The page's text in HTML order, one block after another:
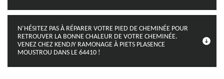
N’HÉSITEZ PAS À RÉPARER VOTRE PIED DE CHEMINÉE POUR
RETROUVER LA BONNE CHALEUR DE VOTRE CHEMINÉE.
VENEZ CHEZ KENDJY RAMONAGE À PIETS PLASENCE
MOUSTROU DANS LE 64410 !